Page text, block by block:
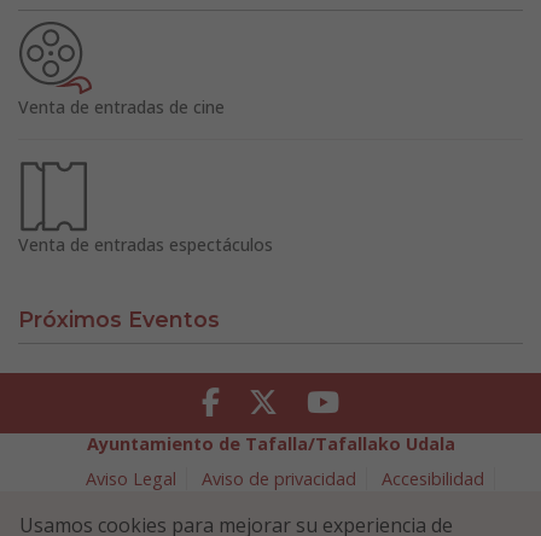
Venta de entradas de cine
Venta de entradas espectáculos
Próximos Eventos
Facebook Twitter Youtube
Ayuntamiento de Tafalla/Tafallako Udala
Aviso Legal
Aviso de privacidad
Accesibilidad
Política de Seguridad de la Información
Usamos cookies para mejorar su experiencia de